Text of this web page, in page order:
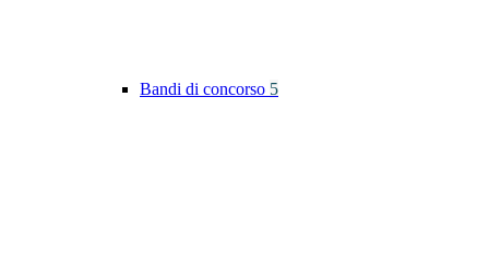
Bandi di concorso 5